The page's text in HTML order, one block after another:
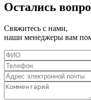
Остались
Свяжитесь с нами,
наши менеджеры вам